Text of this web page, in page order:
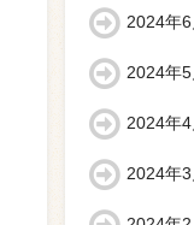
2024年6
2024年5
2024年4
2024年3